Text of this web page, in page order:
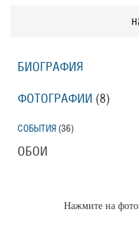
Нажмите на
БИОГРАФИЯ
ФОТОГРАФИИ (8)
СОБЫТИЯ (36)
ОБОИ